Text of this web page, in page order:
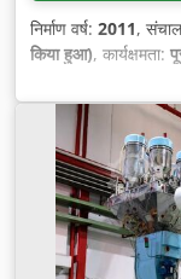
निर्माण वर्ष: 2011,
किया हुआ), कार्यक्षमता: